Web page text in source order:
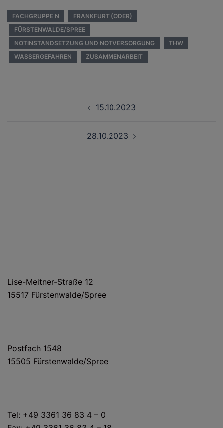
FACHGRUPPE N
FRANKFURT (ODER)
FÜRSTENWALDE/SPREE
NOTINSTANDSETZUNG UND NOTVERSORGUNG
THW
WASSERGEFAHREN
ZUSAMMENARBEIT
15.10.2023
28.10.2023
Lise-Meitner-Straße 12
15517 Fürstenwalde/Spree
Postfach 1548
15505 Fürstenwalde/Spree
Tel: +49 3361 36 83 4 – 0